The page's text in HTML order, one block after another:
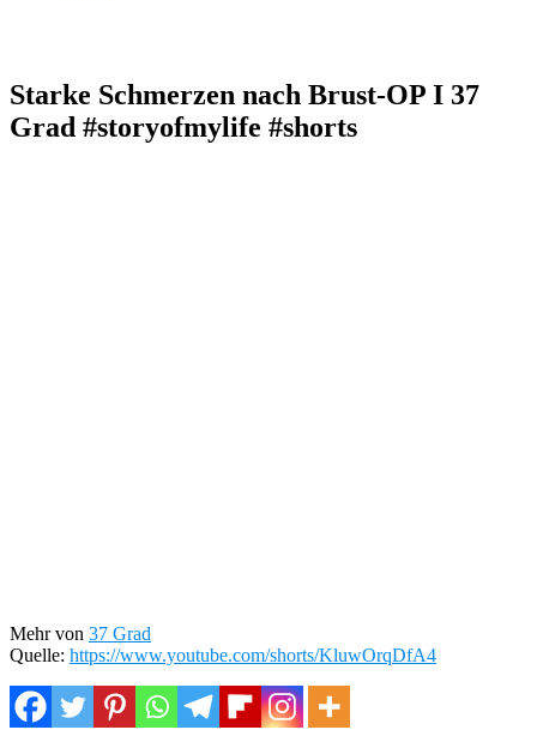
Starke Schmerzen nach Brust-OP I 37
Grad #storyofmylife #shorts
Mehr von 37 Grad
Quelle: https://www.youtube.com/shorts/KluwOrqDfA4